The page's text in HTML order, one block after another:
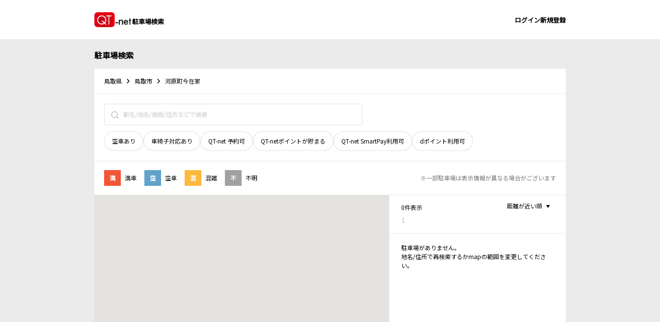
駐車場検索 ログイン新規登録
駐車場検索
鳥取県 鳥取市 河原町今在家
空車あり 車椅子対応あり QT-net 予約可 QT-netポイントが貯まる QT-net SmartPay利用可 dポイント利用可
満 満車 空 空車 混 混雑 不 不明 ※一部駐車場は表示情報が異なる場合がございます
0件表示
1
距離が近い順
駐車場がありません。
地名/住所で再検索するかmapの範囲を変更してくださ
い。